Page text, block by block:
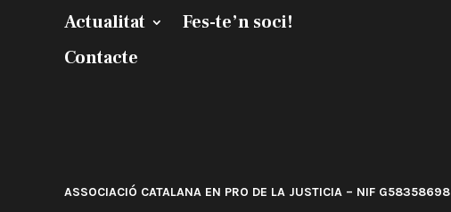
Actualitat
Fes-te’n soci!
Contacte
ASSOCIACIÓ CATALANA EN PRO DE LA JUSTICIA – NIF G58358698